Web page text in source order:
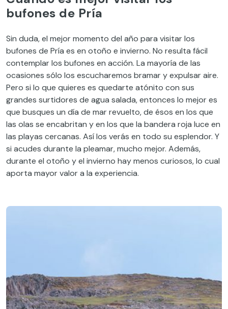
bufones de Pría
Sin duda, el mejor momento del año para visitar los
bufones de Pría es en otoño e invierno. No resulta fácil
contemplar los bufones en acción. La mayoría de las
ocasiones sólo los escucharemos bramar y expulsar aire.
Pero si lo que quieres es quedarte atónito con sus
grandes surtidores de agua salada, entonces lo mejor es
que busques un día de mar revuelto, de ésos en los que
las olas se encabritan y en los que la bandera roja luce en
las playas cercanas. Así los verás en todo su esplendor. Y
si acudes durante la pleamar, mucho mejor. Además,
durante el otoño y el invierno hay menos curiosos, lo cual
aporta mayor valor a la experiencia.